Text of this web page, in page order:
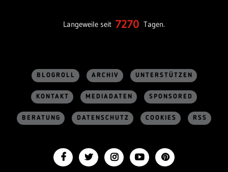
Langeweile seit 7270 Tagen.
BLOGROLL ARCHIV UNTERSTÜTZEN
KONTAKT MEDIADATEN SPONSORED
BERATUNG DATENSCHUTZ COOKIES RSS